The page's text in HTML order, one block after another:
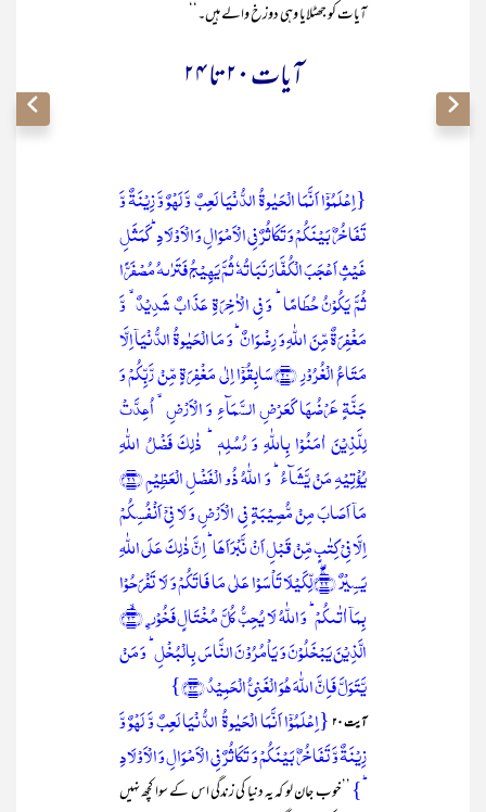
آیات کو جھٹلایا وہی دوزخ والے ہیں۔‘‘
آیات ۲۰ تا ۲۴
{اِعۡلَمُوۡۤا اَنَّمَا الۡحَیٰوۃُ الدُّنۡیَا لَعِبٌ وَّ لَہۡوٌ وَّ زِیۡنَۃٌ وَّ
تَفَاخُرٌۢ بَیۡنَکُمۡ وَ تَکَاثُرٌ فِی الۡاَمۡوَالِ وَ الۡاَوۡلَادِ ؕ کَمَثَلِ
غَیۡثٍ اَعۡجَبَ الۡکُفَّارَ نَبَاتُہٗ ثُمَّ یَہِیۡجُ فَتَرٰىہُ مُصۡفَرًّا
ثُمَّ یَکُوۡنُ حُطَامًا ؕ وَ فِی الۡاٰخِرَۃِ عَذَابٌ شَدِیۡدٌ ۙ وَّ
مَغۡفِرَۃٌ مِّنَ اللّٰہِ وَ رِضۡوَانٌ ؕ وَ مَا الۡحَیٰوۃُ الدُّنۡیَاۤ اِلَّا
مَتَاعُ الۡغُرُوۡرِ ﴿۲۰﴾سَابِقُوۡۤا اِلٰی مَغۡفِرَۃٍ مِّنۡ رَّبِّکُمۡ وَ
جَنَّۃٍ عَرۡضُہَا کَعَرۡضِ السَّمَآءِ وَ الۡاَرۡضِ ۙ اُعِدَّتۡ
لِلَّذِیۡنَ اٰمَنُوۡا بِاللّٰہِ وَ رُسُلِہٖ ؕ ذٰلِکَ فَضۡلُ اللّٰہِ
یُؤۡتِیۡہِ مَنۡ یَّشَآءُ ؕ وَ اللّٰہُ ذُو الۡفَضۡلِ الۡعَظِیۡمِ ﴿۲۱﴾
مَاۤ اَصَابَ مِنۡ مُّصِیۡبَۃٍ فِی الۡاَرۡضِ وَ لَا فِیۡۤ اَنۡفُسِکُمۡ
اِلَّا فِیۡ کِتٰبٍ مِّنۡ قَبۡلِ اَنۡ نَّبۡرَاَہَا ؕ اِنَّ ذٰلِکَ عَلَی اللّٰہِ
یَسِیۡرٌ ﴿ۚۖ۲۲﴾لِّکَیۡلَا تَاۡسَوۡا عَلٰی مَا فَاتَکُمۡ وَ لَا تَفۡرَحُوۡا
بِمَاۤ اٰتٰىکُمۡ ؕ وَ اللّٰہُ لَا یُحِبُّ کُلَّ مُخۡتَالٍ فَخُوۡرِۣ ﴿ۙ۲۳﴾
الَّذِیۡنَ یَبۡخَلُوۡنَ وَ یَاۡمُرُوۡنَ النَّاسَ بِالۡبُخۡلِ ؕ وَ مَنۡ
یَّتَوَلَّ فَاِنَّ اللّٰہَ ہُوَ الۡغَنِیُّ الۡحَمِیۡدُ ﴿۲۴﴾}
آیت ۲۰
{اِعۡلَمُوۡۤا اَنَّمَا الۡحَیٰوۃُ الدُّنۡیَا لَعِبٌ وَّ لَہۡوٌ وَّ
زِیۡنَۃٌ وَّ تَفَاخُرٌۢ بَیۡنَکُمۡ وَ تَکَاثُرٌ فِی الۡاَمۡوَالِ وَ الۡاَوۡلَادِ
ؕ} ’’خوب جان لو کہ یہ دنیا کی زندگی اس کے سوا کچھ نہیں